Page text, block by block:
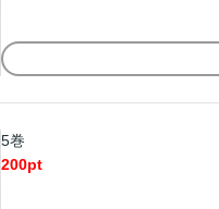
5巻
200pt